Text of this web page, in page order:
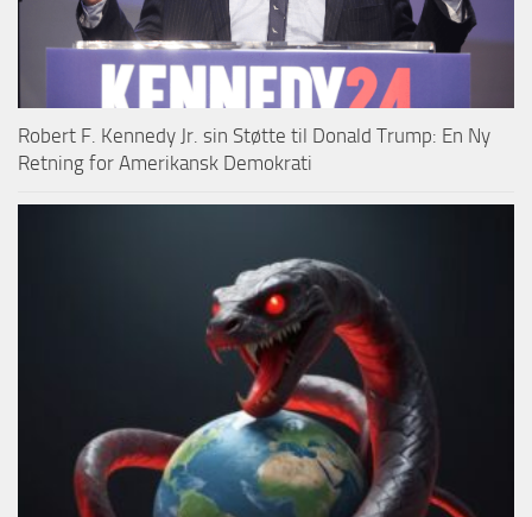
Robert F. Kennedy Jr. sin Støtte til Donald Trump: En Ny
Retning for Amerikansk Demokrati